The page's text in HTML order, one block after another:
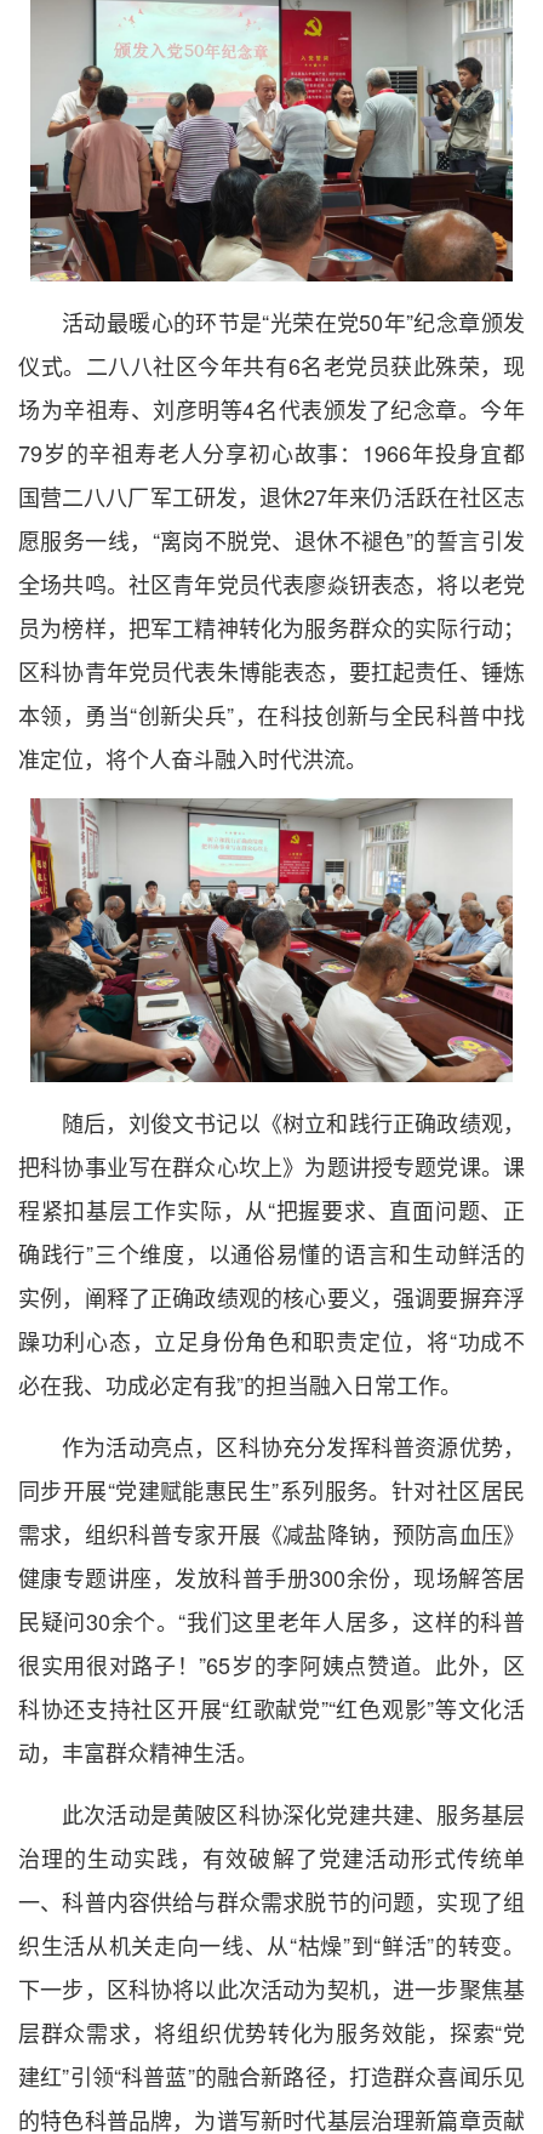
活动最暖心的环节是“光荣在党50年”纪念章颁发
仪式。二八八社区今年共有6名老党员获此殊荣，现
场为辛祖寿、刘彦明等4名代表颁发了纪念章。今年
79岁的辛祖寿老人分享初心故事：1966年投身宜都
国营二八八厂军工研发，退休27年来仍活跃在社区志
愿服务一线，“离岗不脱党、退休不褪色”的誓言引发
全场共鸣。社区青年党员代表廖焱钘表态，将以老党
员为榜样，把军工精神转化为服务群众的实际行动；
区科协青年党员代表朱博能表态，要扛起责任、锤炼
本领，勇当“创新尖兵”，在科技创新与全民科普中找
准定位，将个人奋斗融入时代洪流。
随后，刘俊文书记以《树立和践行正确政绩观，
把科协事业写在群众心坎上》为题讲授专题党课。课
程紧扣基层工作实际，从“把握要求、直面问题、正
确践行”三个维度，以通俗易懂的语言和生动鲜活的
实例，阐释了正确政绩观的核心要义，强调要摒弃浮
躁功利心态，立足身份角色和职责定位，将“功成不
必在我、功成必定有我”的担当融入日常工作。
作为活动亮点，区科协充分发挥科普资源优势，
同步开展“党建赋能惠民生”系列服务。针对社区居民
需求，组织科普专家开展《减盐降钠，预防高血压》
健康专题讲座，发放科普手册300余份，现场解答居
民疑问30余个。“我们这里老年人居多，这样的科普
很实用很对路子！”65岁的李阿姨点赞道。此外，区
科协还支持社区开展“红歌献党”“红色观影”等文化活
动，丰富群众精神生活。
此次活动是黄陂区科协深化党建共建、服务基层
治理的生动实践，有效破解了党建活动形式传统单
一、科普内容供给与群众需求脱节的问题，实现了组
织生活从机关走向一线、从“枯燥”到“鲜活”的转变。
下一步，区科协将以此次活动为契机，进一步聚焦基
层群众需求，将组织优势转化为服务效能，探索“党
建红”引领“科普蓝”的融合新路径，打造群众喜闻乐见
的特色科普品牌，为谱写新时代基层治理新篇章贡献